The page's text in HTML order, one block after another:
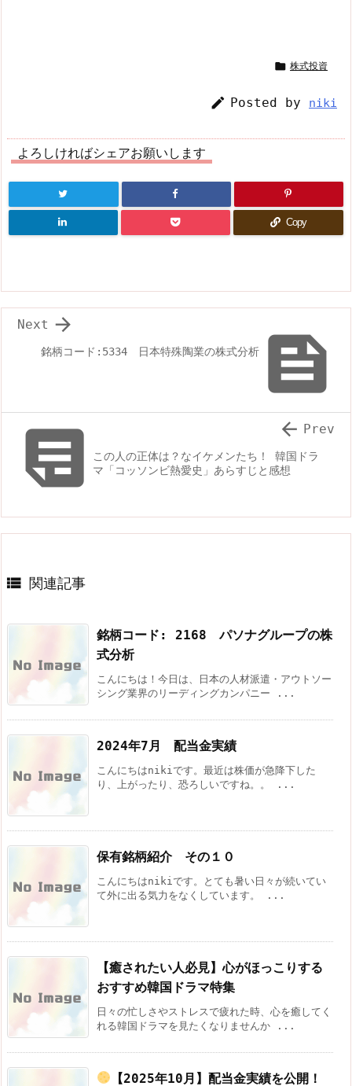
 株式投資
 Posted by niki
よろしければシェアお願いします
Copy

銘柄コード:5334 日本特殊陶業の株式分析

Next
この人の正体は？なイケメンたち！ 韓国ドラ
マ「コッソンビ熱愛史」あらすじと感想
 Prev
 関連記事
銘柄コード: 2168 パソナグループの株
式分析
こんにちは！今日は、日本の人材派遣・アウトソー
シング業界のリーディングカンパニー ...
2024年7月 配当金実績
こんにちはnikiです。最近は株価が急降下した
り、上がったり、恐ろしいですね。。 ...
保有銘柄紹介 その１０
こんにちはnikiです。とても暑い日々が続いてい
て外に出る気力をなくしています。 ...
【癒されたい人必見】心がほっこりする
おすすめ韓国ドラマ特集
日々の忙しさやストレスで疲れた時、心を癒してく
れる韓国ドラマを見たくなりませんか ...
【2025年10月】配当金実績を公開！